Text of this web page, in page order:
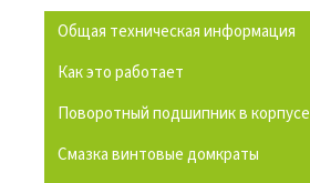
Общая техническая информация
Как это работает
Поворотный подшипник в корпусе
Смазка винтовые домкраты